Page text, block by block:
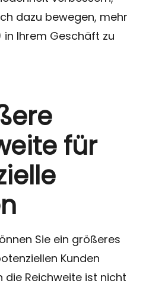
dazu bewegen, mehr
in Ihrem Geschäft zu
für
Sie ein größeres
Kunden
die Reichweite ist nicht